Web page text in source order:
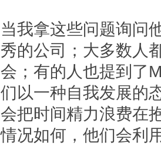
当我拿这些问题询问
秀的公司；大多数人
会；有的人也提到了
们以一种自我发展的
会把时间精力浪费在
情况如何，他们会利